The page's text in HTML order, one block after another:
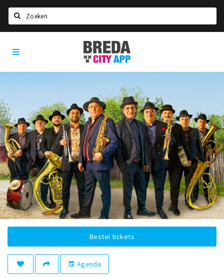
Home
Agenda
Party pics
Nieuws, interviews & blogs
Eten
Drinken
Slapen
Recreatief
Winkels
Parkeren
Breda
City
App
Bestel tickets
event Agenda